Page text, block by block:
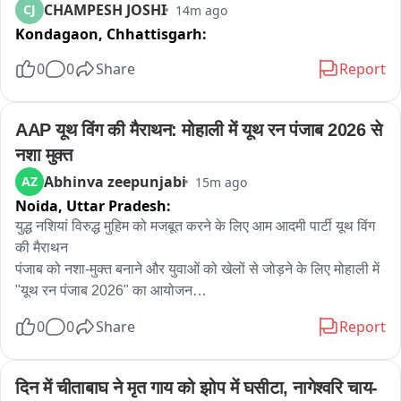
बिना किसी पावर कंजंप्शन के सब्सिडी के नाम पर उन्होंने कहा डाला यह सब
जांच का विषय होगा।
हर डिपार्टमेंट में कोई पोस्ट ही नहीं होती थी
टेस्ट करा दिया
उसमें करोड़ों रूपये खर्च भी करा दिये
बाद में इलेक्शन खत्म होने के बाद कह दिया था तो पोस्ट ही नहीं है
इसके अलावा सरकार के पास ई प्रोक्योरमेंट सिस्टम था
यह सारे टेंडर्स में 14 हजार 527 बोलियाँ लगी
CJ CHAMPESH JOSHI 14m ago
Kondagaon, Chhattisgarh:
0
0 Share Report
AAP यूथ विंग की मैराथन: मोहाली में यूथ रन पंजाब 2026 से
नशा मुक्त
AZ Abhinva zeepunjabi 15m ago
Noida, Uttar Pradesh:
युद्ध नशियां विरुद्ध मुहिम को मजबूत करने के लिए आम आदमी पार्टी यूथ विंग
की मैराथन
पंजाब को नशा-मुक्त बनाने और युवाओं को खेलों से जोड़ने के लिए मोहाली में
"यूथ रन पंजाब 2026" का आयोजन
सुबह 6 बजे गुरुद्वारा श्री अंब साहिब से 5.5 किलोमीटर लंबी मैराथन होगी
युवाओं को नशों से दूर रहने और स्वस्थ जीवनशैली अपनाने का दिया जाएगा
0 0 Share Report
दिन में चीताबाघ ने मृत गाय को झोप में घसीटा, नागेश्वरि चाय-